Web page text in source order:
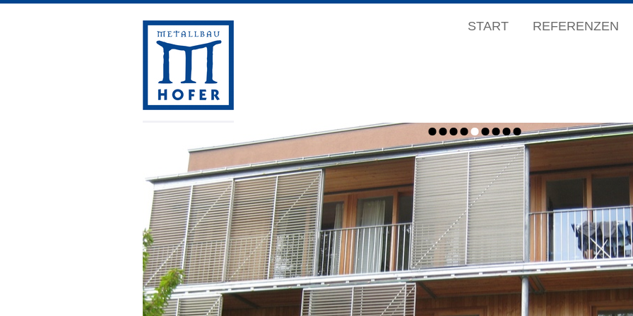
START REFERENZEN